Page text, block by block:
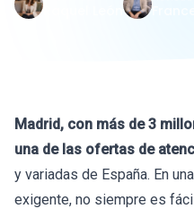
Madrid, con más de 3
una de las ofertas de
y variadas de España. En
exigente, no siempre es